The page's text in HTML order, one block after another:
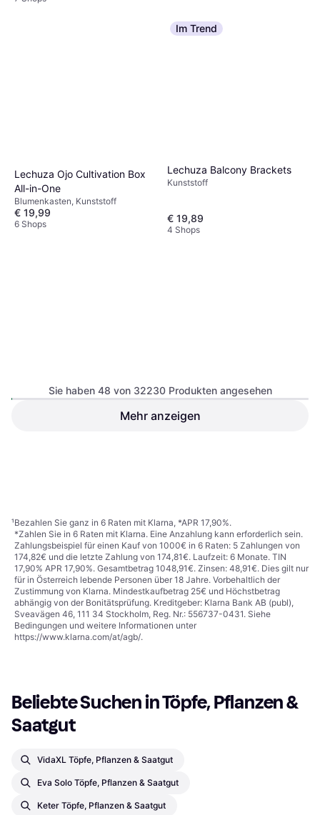
Lechuza Ojo Cultivation Box
All-in-One
Blumenkasten, Kunststoff
€ 19,99
6 Shops
Im Trend
Lechuza Balcony Brackets
Kunststoff
€ 19,89
4 Shops
kebe pflanzkasten
Sie haben 48 von 32230 Produkten angesehen
Mehr anzeigen
¹Bezahlen Sie ganz in 6 Raten mit Klarna, *APR 17,90%.
*Zahlen Sie in 6 Raten mit Klarna. Eine Anzahlung kann erforderlich sein.
Zahlungsbeispiel für einen Kauf von 1000€ in 6 Raten: 5 Zahlungen von
174,82€ und die letzte Zahlung von 174,81€. Laufzeit: 6 Monate. TIN
17,90% APR 17,90%. Gesamtbetrag 1048,91€. Zinsen: 48,91€. Dies gilt nur
für in Österreich lebende Personen über 18 Jahre. Vorbehaltlich der
Zustimmung von Klarna. Mindestkaufbetrag 25€ und Höchstbetrag
abhängig von der Bonitätsprüfung. Kreditgeber: Klarna Bank AB (publ),
Sveavägen 46, 111 34 Stockholm, Reg. Nr.: 556737-0431. Siehe
Bedingungen und weitere Informationen unter
https://www.klarna.com/at/agb/.
Beliebte Suchen in Töpfe, Pflanzen &
Saatgut
VidaXL Töpfe, Pflanzen & Saatgut
Eva Solo Töpfe, Pflanzen & Saatgut
Keter Töpfe, Pflanzen & Saatgut